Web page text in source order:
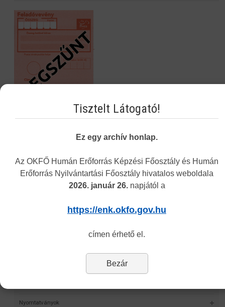
Képzési Központ hírei
Alap- és Működési Kereső
Elektronikus nyilvántartási formanyomtatvány
Nyomtatványok
Tisztelt Látogató!
Ez egy archív honlap.
Az OKFŐ Humán Erőforrás Képzési Főosztály és Humán
Erőforrás Nyilvántartási Főosztály hivatalos weboldala
2026. január 26.napjától a
https://enk.okfo.gov.hu
címen érhető el.
Bezár